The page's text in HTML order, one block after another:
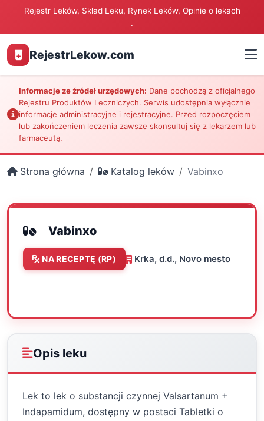
Rejestr Leków, Skład Leku, Rynek Leków, Opinie o lekach
.
RejestrLekow.com
Informacje ze źródeł urzędowych: Dane pochodzą z oficjalnego
Rejestru Produktów Leczniczych. Serwis udostępnia wyłącznie
informacje administracyjne i rejestracyjne. Przed rozpoczęciem
lub zakończeniem leczenia zawsze skonsultuj się z lekarzem lub
farmaceutą.
Strona główna Katalog leków Vabinxo
Vabinxo
NA RECEPTĘ (RP) Krka, d.d., Novo mesto
Opis leku
Lek to lek o substancji czynnej Valsartanum +
Indapamidum, dostępny w postaci Tabletki o